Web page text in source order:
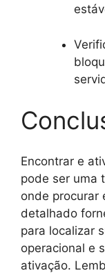
Encontrar e
pode ser uma
onde procurar
detalhado
para localizar
operacional e
ativação.